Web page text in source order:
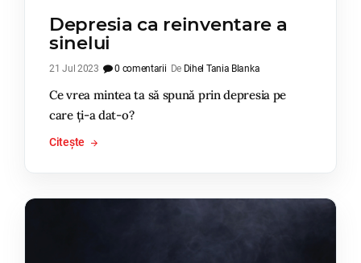
Depresia ca reinventare a
sinelui
21 Jul 2023 0 comentarii De Dihel Tania Blanka
Ce vrea mintea ta să spună prin depresia pe
care ți-a dat-o?
Citește